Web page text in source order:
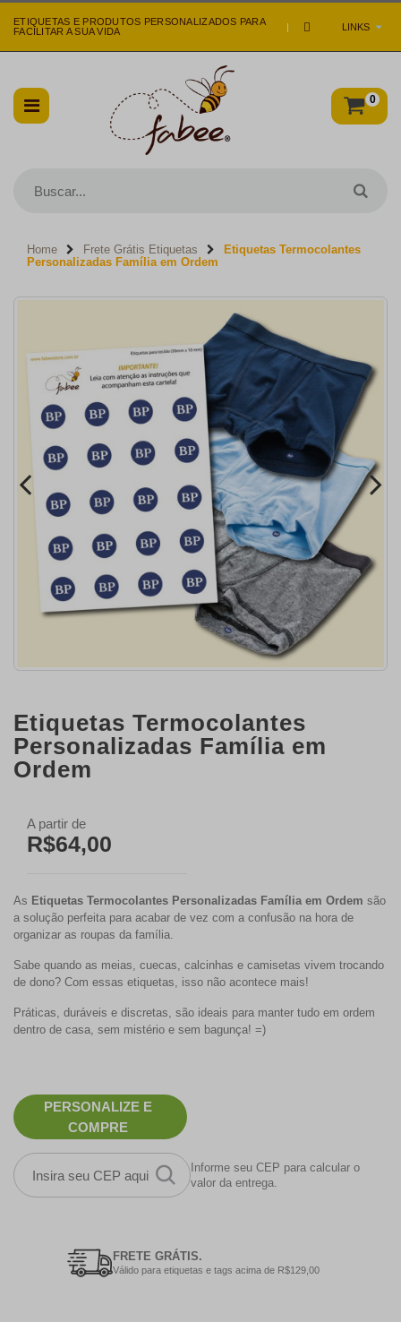
LINKS
ETIQUETAS E PRODUTOS PERSONALIZADOS PARA
FACILITAR A SUA VIDA
|
0
Home Frete Grátis Etiquetas
Etiquetas Termocolantes
Personalizadas Família em Ordem
Etiquetas Termocolantes
Personalizadas Família em
Ordem
A partir de
R$64,00
As Etiquetas Termocolantes Personalizadas Família em Ordem são
a solução perfeita para acabar de vez com a confusão na hora de
organizar as roupas da família.
Sabe quando as meias, cuecas, calcinhas e camisetas vivem trocando
de dono? Com essas etiquetas, isso não acontece mais!
Práticas, duráveis e discretas, são ideais para manter tudo em ordem
dentro de casa, sem mistério e sem bagunça! =)
PERSONALIZE E
COMPRE
Informe seu CEP para calcular o
valor da entrega.
FRETE GRÁTIS.
Válido para etiquetas e tags acima de R$129,00